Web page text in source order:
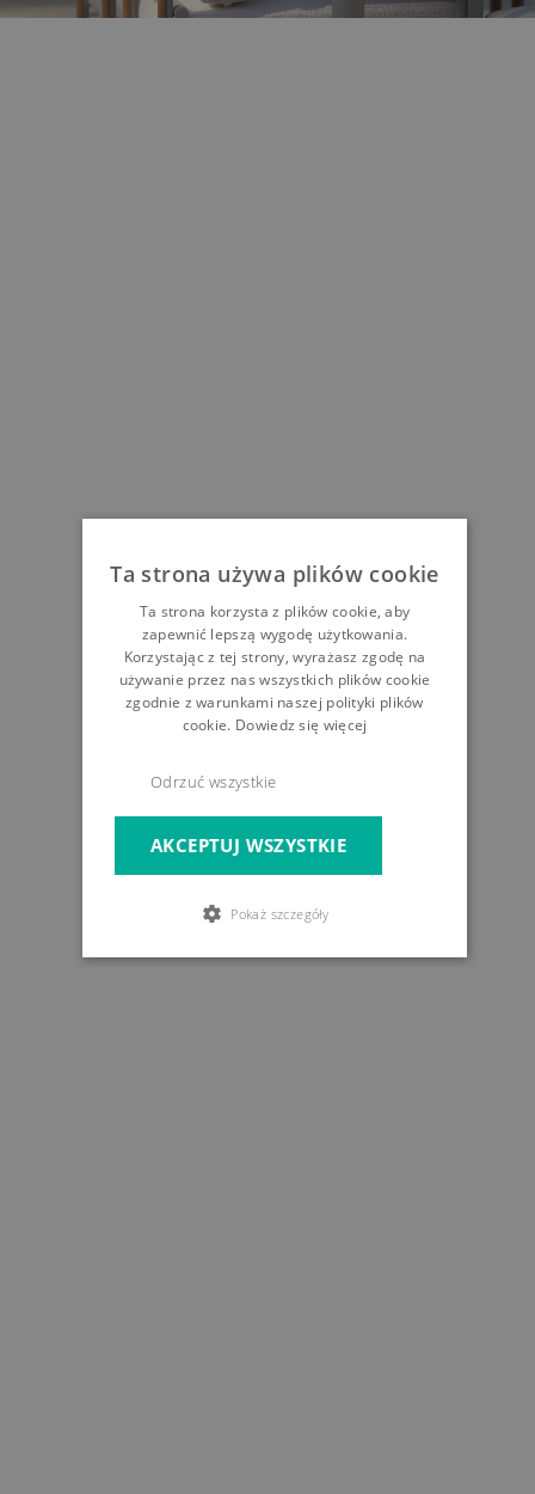
Ta strona używa plików cookie
Ta strona korzysta z plików cookie, aby
zapewnić lepszą wygodę użytkowania.
Korzystając z tej strony, wyrażasz zgodę na
używanie przez nas wszystkich plików cookie
zgodnie z warunkami naszej polityki plików
cookie. Dowiedz się więcej
AKCEPTUJ WSZYSTKIE
Odrzuć wszystkie
Pokaż szczegóły